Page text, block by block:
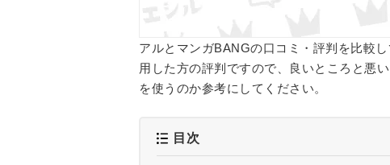
アルとマンガBANGの口コミ・評判を比較
用した方の評判ですので、良いところと悪
を使うのか参考にしてください。
目次